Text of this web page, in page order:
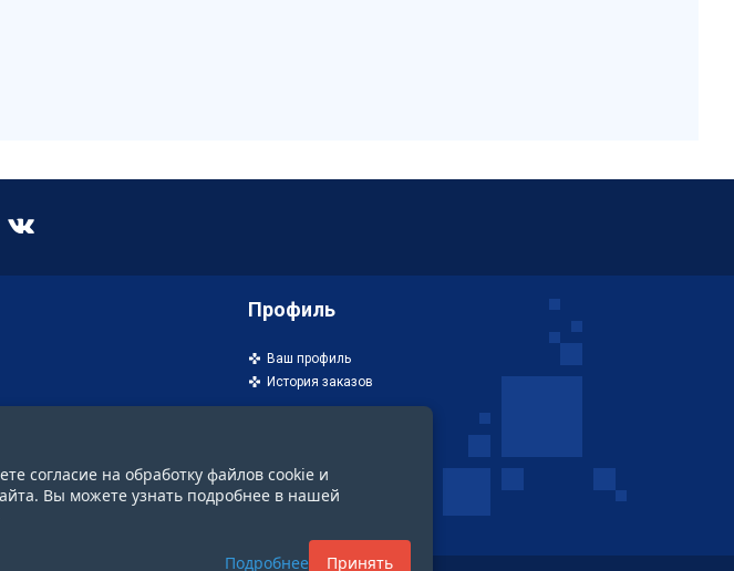
Профиль
Ваш профиль
История заказов
согласие на обработку файлов cookie и
Вы можете узнать подробнее в нашей
Подробнее Принять